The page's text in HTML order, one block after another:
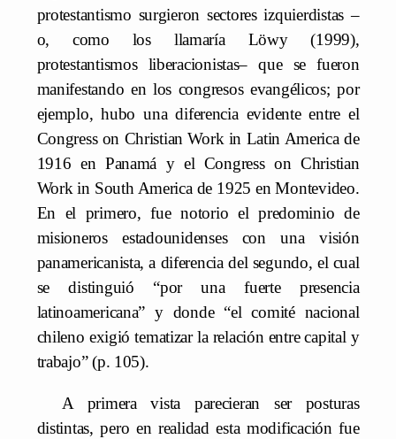
protestantismo surgieron sectores izquierdistas –
o, como los llamaría Löwy (1999),
protestantismos liberacionistas– que se fueron
manifestando en los congresos evangélicos; por
ejemplo, hubo una diferencia evidente entre el
Congress on Christian Work in Latin America de
1916 en Panamá y el Congress on Christian
Work in South America de 1925 en Montevideo.
En el primero, fue notorio el predominio de
misioneros estadounidenses con una visión
panamericanista, a diferencia del segundo, el cual
se distinguió “por una fuerte presencia
latinoamericana” y donde “el comité nacional
chileno exigió tematizar la relación entre capital y
trabajo” (p. 105).
A primera vista parecieran ser posturas
distintas, pero en realidad esta modificación fue